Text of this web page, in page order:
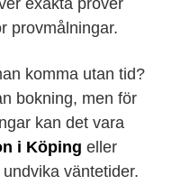
exakta prover
provmålningar.
komma utan tid?
bokning, men för
kan det vara
i Köping eller
väntetider.